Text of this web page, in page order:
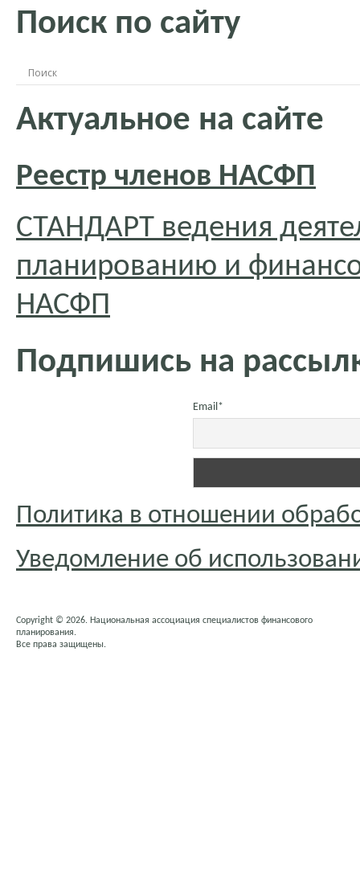
Поиск по сайту
Актуальное на сайте
Реестр членов НАСФП
СТАНДАРТ ведения
планированию и
НАСФП
Подпишись на
Email*
Политика в отношении
Уведомление об
Copyright © 2026. Национальная ассоциация специалистов финансового
планирования.
Все права защищены.